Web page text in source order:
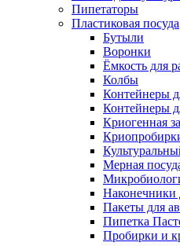
Пипетаторы
Пластиковая посуда
Бутыли
Воронки
Ёмкость для
Колбы
Контейнеры
Контейнеры
Криогенная
Мерная
Наконечники
Пакеты для
Пипетка
Пробирки и